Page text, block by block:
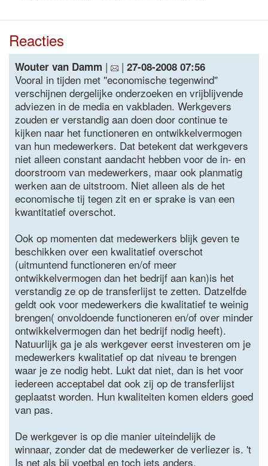
Reacties
Wouter van Damm | | 27-08-2008 07:56
Vooral in tijden met ''economische tegenwind''
verschijnen dergelijke onderzoeken en vrijblijvende
adviezen in de media en vakbladen. Werkgevers
zouden er verstandig aan doen door continue te
kijken naar het functioneren en ontwikkelvermogen
van hun medewerkers. Dat betekent dat werkgevers
niet alleen constant aandacht hebben voor de in- en
doorstroom van medewerkers, maar ook planmatig
werken aan de uitstroom. Niet alleen als de het
economische tij tegen zit en er sprake is van een
kwantitatief overschot.
Ook op momenten dat medewerkers blijk geven te
beschikken over een kwalitatief overschot
(uitmuntend functioneren en/of meer
ontwikkelvermogen dan het bedrijf aan kan)is het
verstandig ze op de transferlijst te zetten. Datzelfde
geldt ook voor medewerkers die kwalitatief te weinig
brengen( onvoldoende functioneren en/of over minder
ontwikkelvermogen dan het bedrijf nodig heeft).
Natuurlijk ga je als werkgever eerst investeren om je
medewerkers kwalitatief op dat niveau te brengen
waar je ze nodig hebt. Lukt dat niet, dan is het voor
iedereen acceptabel dat ook zij op de transferlijst
geplaatst worden. Hun kwaliteiten komen elders goed
van pas.
De werkgever is op die manier uiteindelijk de
winnaar, zonder dat de medewerker de verliezer is. 't
Is net als bij voetbal en toch iets anders.